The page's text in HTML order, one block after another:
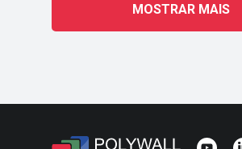
MOSTRAR MAIS